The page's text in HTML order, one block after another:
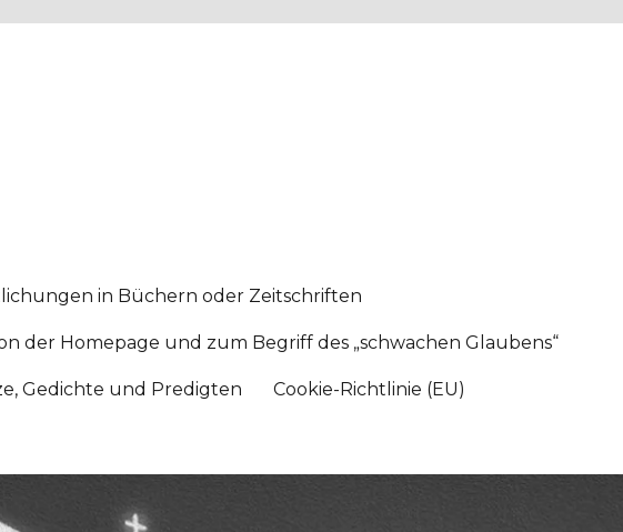
in Büchern oder Zeitschriften
der Homepage und zum Begriff des „schwachen Glaubens“
Gedichte und Predigten Cookie-Richtlinie (EU)